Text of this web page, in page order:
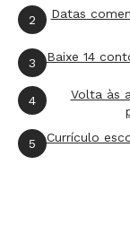
recomendam a
instiguem a
pontos de vista.
O segundo
evidências de
2
Datas
3 Baixe 14
4
Volta às
5 Currículo